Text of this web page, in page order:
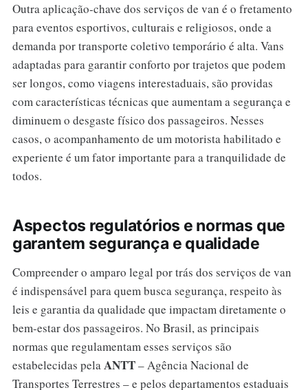
Outra aplicação-chave dos serviços de van é o fretamento
para eventos esportivos, culturais e religiosos, onde a
demanda por transporte coletivo temporário é alta. Vans
adaptadas para garantir conforto por trajetos que podem
ser longos, como viagens interestaduais, são providas
com características técnicas que aumentam a segurança e
diminuem o desgaste físico dos passageiros. Nesses
casos, o acompanhamento de um motorista habilitado e
experiente é um fator importante para a tranquilidade de
todos.
Aspectos regulatórios e normas que
garantem segurança e qualidade
Compreender o amparo legal por trás dos serviços de van
é indispensável para quem busca segurança, respeito às
leis e garantia da qualidade que impactam diretamente o
bem-estar dos passageiros. No Brasil, as principais
normas que regulamentam esses serviços são
estabelecidas pelaANTT– Agência Nacional de
Transportes Terrestres – e pelos departamentos estaduais